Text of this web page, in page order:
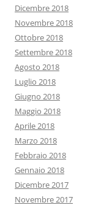
Dicembre 2018
Novembre 2018
Ottobre 2018
Settembre 2018
Agosto 2018
Luglio 2018
Giugno 2018
Maggio 2018
Aprile 2018
Marzo 2018
Febbraio 2018
Gennaio 2018
Dicembre 2017
Novembre 2017